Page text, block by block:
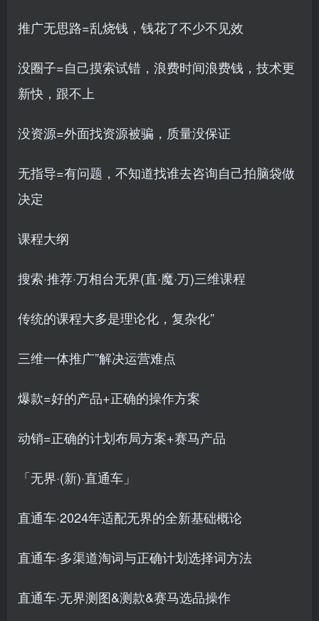
推广无思路=乱烧钱，钱花了不少不见效
没圈子=自己摸索试错，浪费时间浪费钱，技术更
新快，跟不上
没资源=外面找资源被骗，质量没保证
无指导=有问题，不知道找谁去咨询自己拍脑袋做
决定
课程大纲
搜索·推荐·万相台无界(直·魔·万)三维课程
传统的课程大多是理论化，复杂化”
三维一体推广”解决运营难点
爆款=好的产品+正确的操作方案
动销=正确的计划布局方案+赛马产品
「无界·(新)·直通车」
直通车·2024年适配无界的全新基础概论
直通车·多渠道淘词与正确计划选择词方法
直通车·无界测图&测款&赛马选品操作